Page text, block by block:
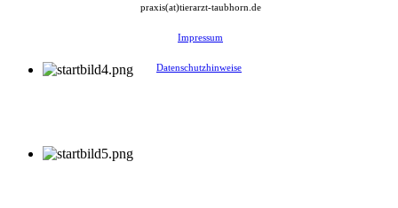
praxis(at)tierarzt-taubhorn.de
Impressum
Datenschutzhinweise